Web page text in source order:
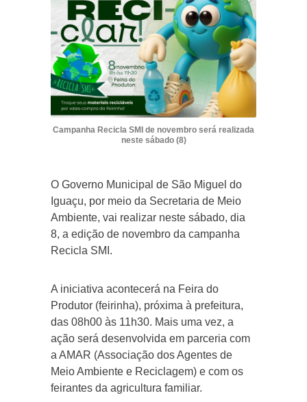
Campanha Recicla SMI de novembro será realizada
neste sábado (8)
O Governo Municipal de São Miguel do
Iguaçu, por meio da Secretaria de Meio
Ambiente, vai realizar neste sábado, dia
8, a edição de novembro da campanha
Recicla SMI.
A iniciativa acontecerá na Feira do
Produtor (feirinha), próxima à prefeitura,
das 08h00 às 11h30. Mais uma vez, a
ação será desenvolvida em parceria com
a AMAR (Associação dos Agentes de
Meio Ambiente e Reciclagem) e com os
feirantes da agricultura familiar.